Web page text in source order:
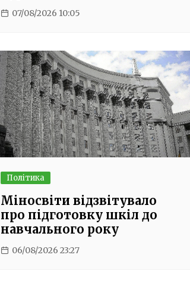
07/08/2026 10:05
Політика
Міносвіти відзвітувало
про підготовку шкіл до
навчального року
06/08/2026 23:27